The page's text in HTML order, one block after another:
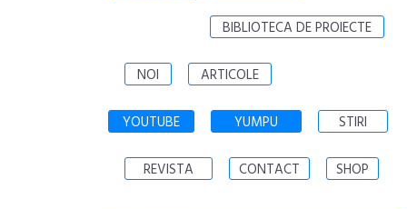
BIBLIOTECA DE PROIECTE
NOI ARTICOLE
YOUTUBE YUMPU STIRI
REVISTA CONTACT SHOP